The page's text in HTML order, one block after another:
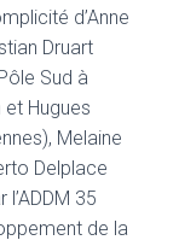
d’Anne
Druart
Sud à
et Hugues
Melaine
Delplace
35
de la